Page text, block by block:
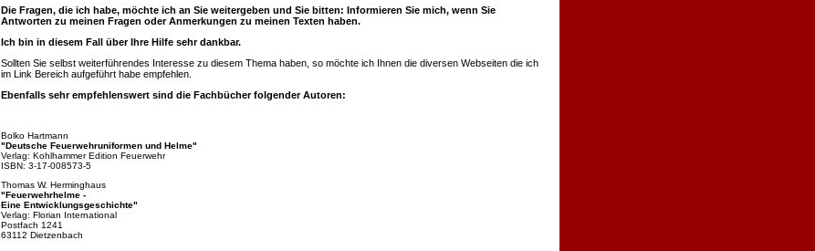
Die Fragen, die ich habe, möchte ich an Sie weitergeben und Sie bitten: Informieren Sie mich, wenn Sie
Antworten zu meinen Fragen oder Anmerkungen zu meinen Texten haben.
Ich bin in diesem Fall über Ihre Hilfe sehr dankbar.
Sollten Sie selbst weiterführendes Interesse zu diesem Thema haben, so möchte ich Ihnen die diversen Webseiten die ich
im Link Bereich aufgeführt habe empfehlen.
Ebenfalls sehr empfehlenswert sind die Fachbücher folgender Autoren:
Bolko Hartmann
"Deutsche Feuerwehruniformen und Helme"
Verlag: Kohlhammer Edition Feuerwehr
ISBN: 3-17-008573-5
Thomas W. Herminghaus
"Feuerwehrhelme -
Eine Entwicklungsgeschichte"
Verlag: Florian International
Postfach 1241
63112 Dietzenbach